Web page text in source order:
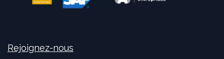
Rejoignez-nous